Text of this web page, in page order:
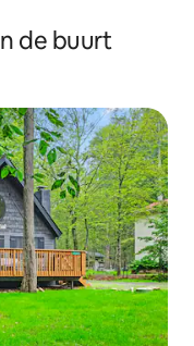
de buurt